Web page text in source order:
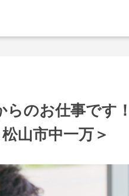
らのお仕事です
山市中一万＞